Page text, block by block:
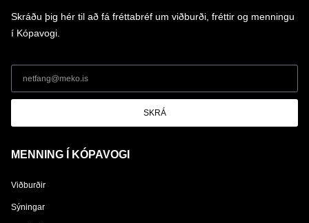
Skráðu þig hér til að fá fréttabréf um viðburði, fréttir og menningu
í Kópavogi.
SKRÁ
MENNING Í KÓPAVOGI
Viðburðir
Sýningar